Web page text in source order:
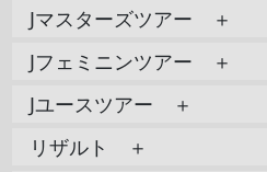
Jマスターズツアー ＋
Jフェミニンツアー ＋
Jユースツアー ＋
リザルト ＋